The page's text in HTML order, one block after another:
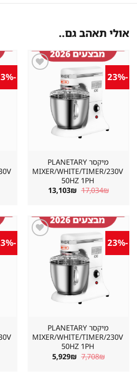
אולי תאהב גם..
במועדפים
מיקסר PLANETARY
MIXER/WHITE/TIMER/230V
50HZ 1PH
17,034₪ המחיר
13,103₪ המחיר
במועדפים
מיקסר PLANETARY
MIXER/WHITE/TIMER/230V
50HZ 1PH
7,708₪ המחיר
המקורי
5,929₪ המחיר
הנוכחי